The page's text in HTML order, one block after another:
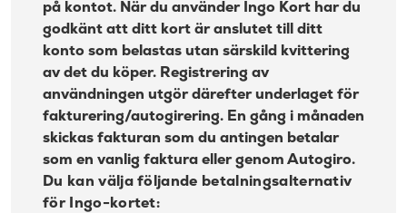
på kontot. När du använder Ingo Kort har du
godkänt att ditt kort är anslutet till ditt
konto som belastas utan särskild kvittering
av det du köper. Registrering av
användningen utgör därefter underlaget för
fakturering/autogirering. En gång i månaden
skickas fakturan som du antingen betalar
som en vanlig faktura eller genom Autogiro.
Du kan välja följande betalningsalternativ
för Ingo-kortet: